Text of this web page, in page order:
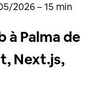
2026– 15 min
à Palma de
Next.js,